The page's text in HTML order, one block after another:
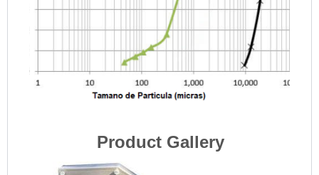
Product Gallery